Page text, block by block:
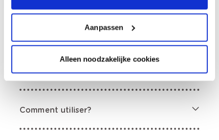
Aanpassen
Alleen noodzakelijke cookies
Description du produit
Données techniques
Comment utiliser?